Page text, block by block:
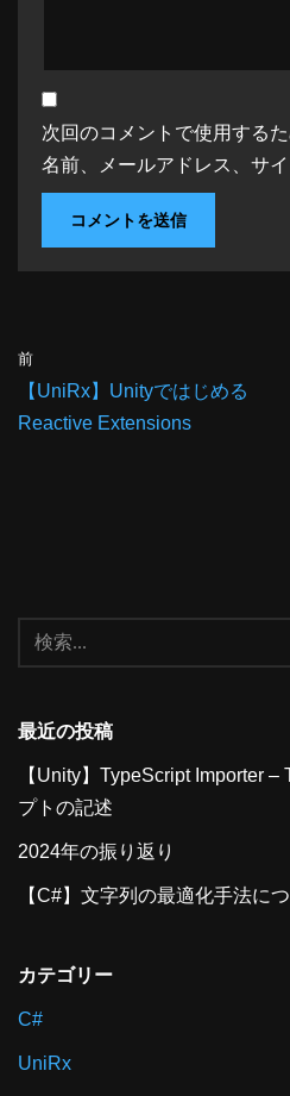
次回のコメントで使用する
名前、メールアドレス、サイ
前
【UniRx】Unityではじめる
Reactive Extensions
最近の投稿
【Unity】TypeScript Importer
プトの記述
2024年の振り返り
【C#】文字列の最適化手法に
カテゴリー
C#
UniRx